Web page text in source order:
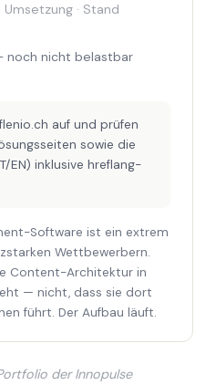
Umsetzung · Stand
noch nicht belastbar
auf und prüfen
sowie die
EN) inklusive hreflang-
Software ist ein extrem
Wettbewerbern.
Content-Architektur in
— nicht, dass sie dort
führt. Der Aufbau läuft.
der Innopulse